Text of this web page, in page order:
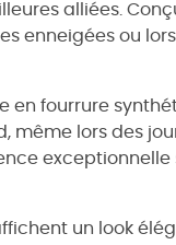
alliées.
enneigées ou
en fourrure
lors des
exceptionnelle
un look